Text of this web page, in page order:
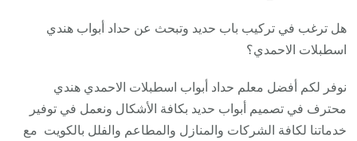
هل ترغب في تركيب باب حديد وتبحث عن حداد أبواب هندي
اسطبلات الاحمدي؟
نوفر لكم أفضل معلم حداد أبواب اسطبلات الاحمدي هندي
محترف في تصميم أبواب حديد بكافة الأشكال ونعمل في توفير
خدماتنا لكافة الشركات والمنازل والمطاعم والفلل بالكويت مع